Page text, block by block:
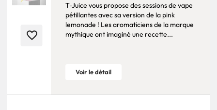
favorite_border
T-Juice vous propose des sessions de vape
pétillantes avec sa version de la pink
lemonade ! Les aromaticiens de la marque
mythique ont imaginé une recette...
Voir le détail